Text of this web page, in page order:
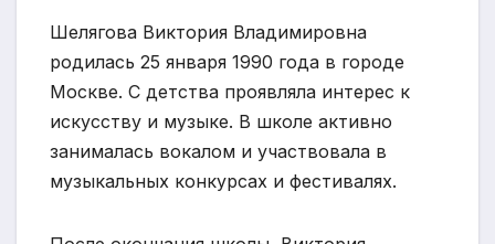
Шелягова Виктория Владимировна
родилась 25 января 1990 года в городе
Москве. С детства проявляла интерес к
искусству и музыке. В школе активно
занималась вокалом и участвовала в
музыкальных конкурсах и фестивалях.